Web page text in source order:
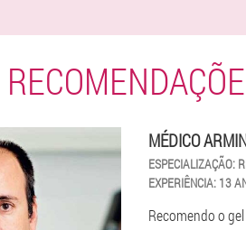
MÉDICO
ESPECIALIZAÇÃO:
EXPERIÊNCIA: 13
Recomendo o